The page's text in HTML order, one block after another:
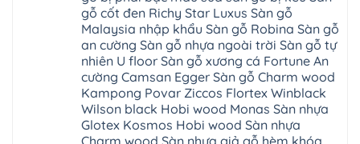
giang
Thuận
Tràng
Đổng
Chuyên
Nẵng
Xuyên
Thanh
Minh
Phương
Nẵng
Long
Hưng
hobiwood
kosmos
fukione
wilson
4mm
6mm
chống
nước
gỗ cốt đen Richy Star Luxus Sàn gỗ
Malaysia nhập khẩu Sàn gỗ Robina Sàn gỗ
an cường Sàn gỗ nhựa ngoài trời Sàn gỗ tự
nhiên U floor Sàn gỗ xương cá Fortune An
cường Camsan Egger Sàn gỗ Charm wood
Kampong Povar Ziccos Flortex Winblack
Wilson black Hobi wood Monas Sàn nhựa
Glotex Kosmos Hobi wood Sàn nhựa